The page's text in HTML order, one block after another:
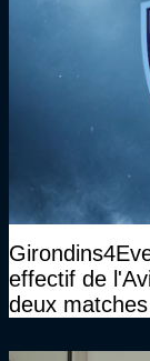
effectif de
deux